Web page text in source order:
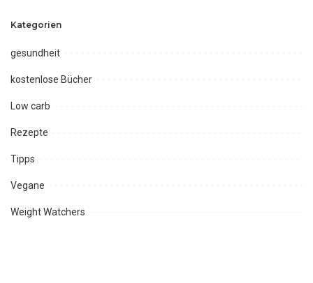
Kategorien
gesundheit
kostenlose Bücher
Low carb
Rezepte
Tipps
Vegane
Weight Watchers